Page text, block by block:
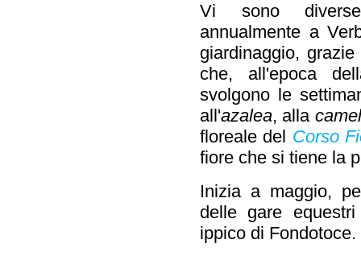
Vi sono
annualmente a
giardinaggio,
che, all'epoca
svolgono le
all'azalea, alla
floreale del Corso
fiore che si tiene la
Inizia a maggio,
delle gare
ippico di Fondotoce.